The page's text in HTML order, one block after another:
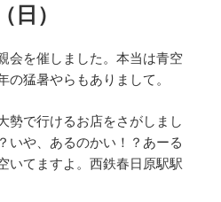
日）
会を催しました。本当は青空
猛暑やらもありまして。
勢で行けるお店をさがしまし
いや、あるのかい！？あーる
いてますよ。西鉄春日原駅駅